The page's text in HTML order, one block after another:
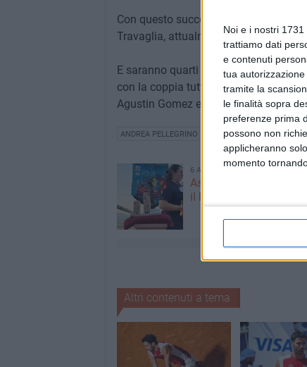
Noi e i nostri 1731
trattiamo dati
e contenuti
tua
tramite la
le finalità sopra
preferenze prima
possono non
applicheranno
momento
Con questo successo Pellegrino
Travaglia, attualmente numero 310
E saranno quarti di finali anche nel
con la coppia tutta sudamericana
Agustin Gomez e dal 36enne
ANDREA PELLEGRINO
6 AGOSTO 2026
Aspettando il Palio della
il Fantapalio
Altri contenuti a tema